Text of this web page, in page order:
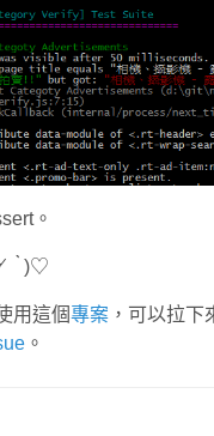
。
)♡
用這個專案 ，可以拉下
。